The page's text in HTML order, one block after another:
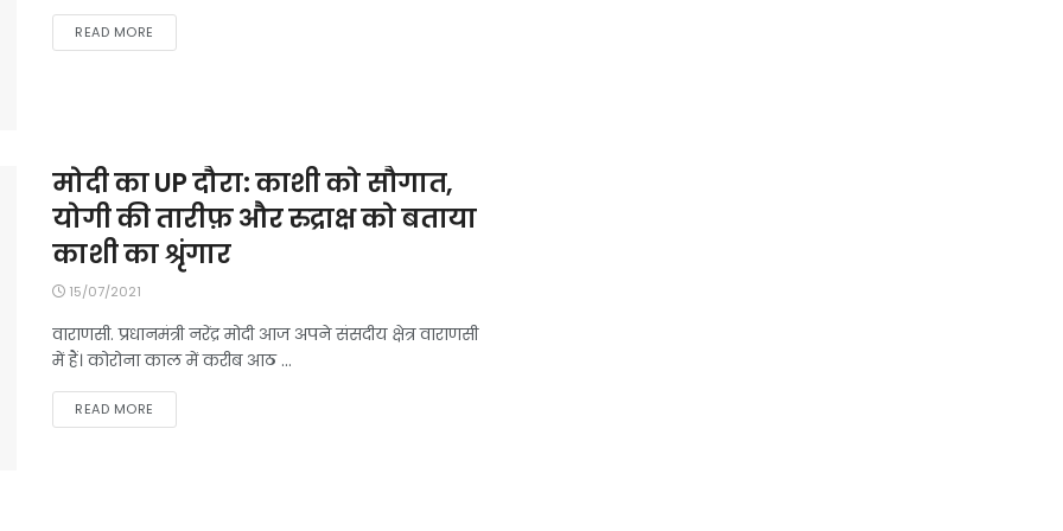
READ MORE
मोदी का UP दौरा: काशी को सौगात,
योगी की तारीफ़ और रुद्राक्ष को बताया
काशी का श्रृंगार
15/07/2021
वाराणसी. प्रधानमंत्री नरेंद्र मोदी आज अपने संसदीय क्षेत्र वाराणसी
में हैं। कोरोना काल में करीब आठ ...
READ MORE